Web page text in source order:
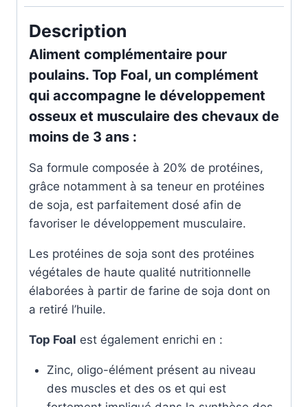
Description
Aliment complémentaire pour
poulains. Top Foal, un complément
qui accompagne le développement
osseux et musculaire des chevaux de
moins de 3 ans :
Sa formule composée à 20% de protéines,
grâce notamment à sa teneur en protéines
de soja, est parfaitement dosé afin de
favoriser le développement musculaire.
Les protéines de soja sont des protéines
végétales de haute qualité nutritionnelle
élaborées à partir de farine de soja dont on
a retiré l’huile.
Top Foal est également enrichi en :
Zinc, oligo-élément présent au niveau
des muscles et des os et qui est